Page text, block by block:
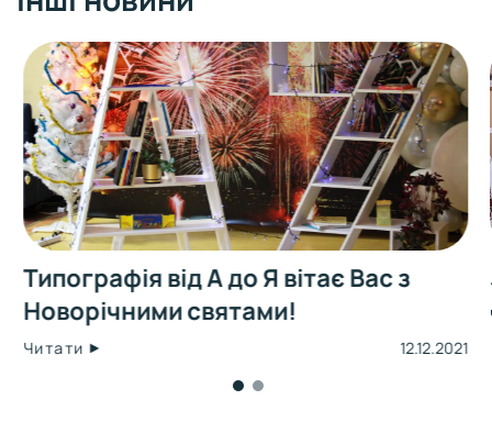
Типографія від А до Я вітає Вас з
Новорічними святами!
Читати 12.12.2021